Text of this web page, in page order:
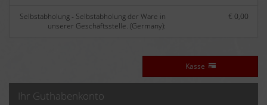
Selbstabholung - Selbstabholung der Ware in
unserer Geschäftsstelle. (Germany):
€ 0,00
Kasse
Ihr Guthabenkonto